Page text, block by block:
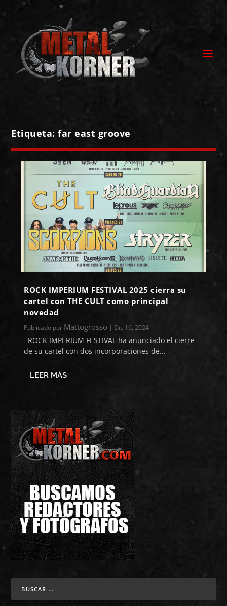
Etiqueta:far east groove
ROCK IMPERIUM FESTIVAL 2025 cierra su
cartel con THE CULT como principal
novedad
Publicado por Mattogrosso | Dic 16, 2024
ROCK IMPERIUM FESTIVAL ha anunciado el cierre
de su cartel con dos incorporaciones de...
LEER MÁS